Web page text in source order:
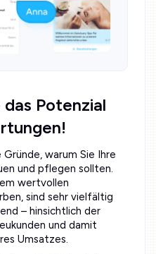
Potenzial
warum Sie Ihre
und pflegen sollten.
wertvollen
sind sehr vielfältig
– hinsichtlich der
und damit
Umsatzes.